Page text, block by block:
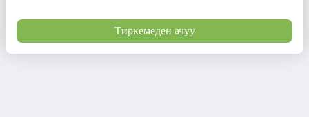
Тиркемеден ачуу